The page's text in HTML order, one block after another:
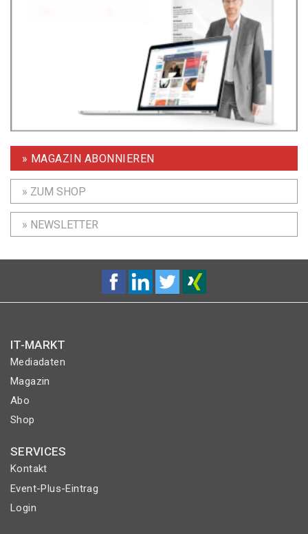
» MAGAZIN ABONNIEREN
» ZUM SHOP
» NEWSLETTER
IT-MARKT
Mediadaten
Magazin
Abo
Shop
SERVICES
Kontakt
Event-Plus-Eintrag
Login